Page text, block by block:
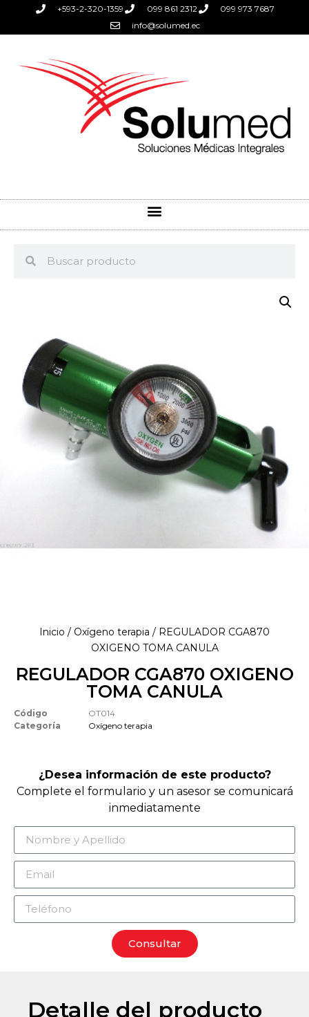
+593-2-320-1359 099 861 2312
099 973 7687
info@solumed.ec
Inicio / Oxígeno terapia / REGULADOR CGA870
OXIGENO TOMA CANULA
REGULADOR CGA870 OXIGENO
TOMA CANULA
Código
OT014
Categoría
Oxígeno terapia
¿Desea información de este producto?
Complete el formulario y un asesor se comunicará
inmediatamente
Consultar
Detalle del producto